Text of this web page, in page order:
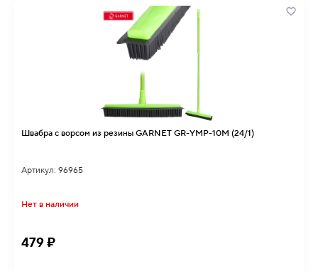
Швабра c ворсом из резины GARNET GR-YMP-10M (24/1)
Артикул: 96965
Нет в наличии
479 ₽